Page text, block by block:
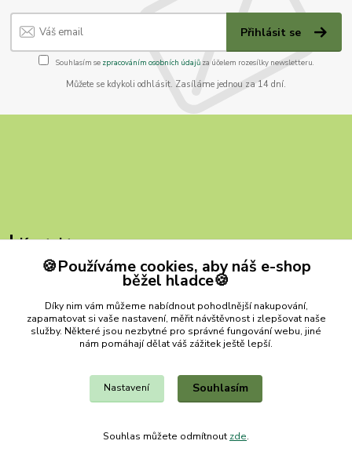
Přihlásit se
Souhlasím se zpracováním osobních údajůza účelem rozesílky newsletteru.
Můžete se kdykoli odhlásit. Zasíláme jednou za 14 dní.
Kontakty
ZB MILVI
+420 607 419 780
(Po-Pá, 9-15 hod.)
zbmilvi@email.cz
🍪Používáme cookies, aby náš e-shop
běžel hladce🍪
Díky nim vám můžeme nabídnout pohodlnější nakupování,
zapamatovat si vaše nastavení, měřit návštěvnost i zlepšovat naše
služby. Některé jsou nezbytné pro správné fungování webu, jiné
nám pomáhají dělat váš zážitek ještě lepší.
Nastavení Souhlasím
Souhlas můžete odmítnout zde.